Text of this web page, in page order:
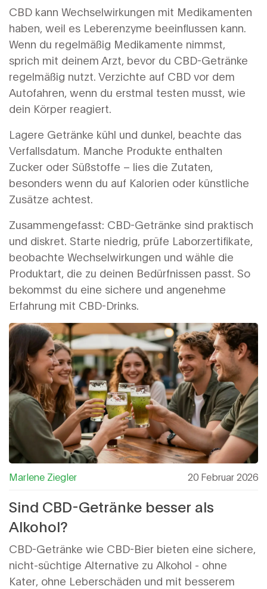
CBD kann Wechselwirkungen mit Medikamenten
haben, weil es Leberenzyme beeinflussen kann.
Wenn du regelmäßig Medikamente nimmst,
sprich mit deinem Arzt, bevor du CBD-Getränke
regelmäßig nutzt. Verzichte auf CBD vor dem
Autofahren, wenn du erstmal testen musst, wie
dein Körper reagiert.
Lagere Getränke kühl und dunkel, beachte das
Verfallsdatum. Manche Produkte enthalten
Zucker oder Süßstoffe – lies die Zutaten,
besonders wenn du auf Kalorien oder künstliche
Zusätze achtest.
Zusammengefasst: CBD-Getränke sind praktisch
und diskret. Starte niedrig, prüfe Laborzertifikate,
beobachte Wechselwirkungen und wähle die
Produktart, die zu deinen Bedürfnissen passt. So
bekommst du eine sichere und angenehme
Erfahrung mit CBD-Drinks.
Marlene Ziegler 20 Februar 2026
Sind CBD-Getränke besser als
Alkohol?
CBD-Getränke wie CBD-Bier bieten eine sichere,
nicht-süchtige Alternative zu Alkohol - ohne
Kater, ohne Leberschäden und mit besserem